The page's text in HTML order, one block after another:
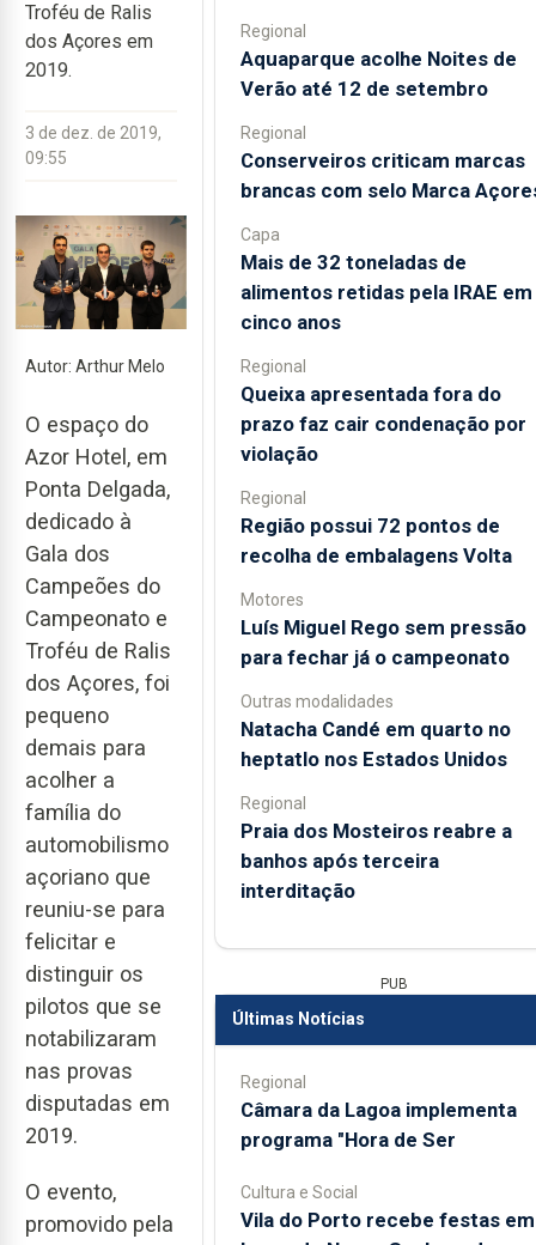
Troféu de Ralis
dos Açores em
2019.
3 de dez. de 2019,
09:55
Autor: Arthur Melo
O espaço do
Azor Hotel, em
Ponta Delgada,
dedicado à
Gala dos
Campeões do
Campeonato e
Troféu de Ralis
dos Açores, foi
pequeno
demais para
acolher a
família do
automobilismo
açoriano que
reuniu-se para
felicitar e
distinguir os
pilotos que se
notabilizaram
nas provas
disputadas em
2019.
O evento,
promovido pela
Regional
Aquaparque acolhe Noites de
Verão até 12 de setembro
Regional
Conserveiros criticam marcas
brancas com selo Marca
Capa
Mais de 32 toneladas de
alimentos retidas pela IRAE em
cinco anos
Regional
Queixa apresentada fora do
prazo faz cair condenação por
violação
Regional
Região possui 72 pontos de
recolha de embalagens Volta
Motores
Luís Miguel Rego sem pressão
para fechar já o campeonato
Outras modalidades
Natacha Candé em quarto no
heptatlo nos Estados Unidos
Regional
Praia dos Mosteiros reabre a
banhos após terceira
interditação
PUB
Últimas Notícias
Regional
Câmara da Lagoa implementa
programa "Hora de Ser
Cultura e Social
Vila do Porto recebe festas em